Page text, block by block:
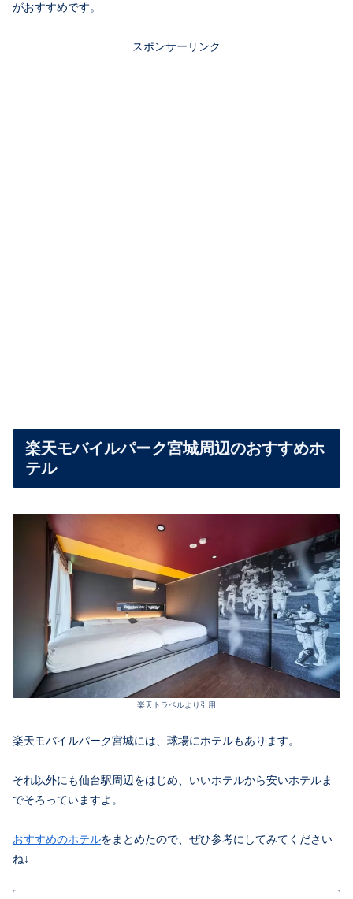
がおすすめです。
スポンサーリンク
楽天モバイルパーク宮城周辺のおすすめホ
テル
楽天トラベルより引用
楽天モバイルパーク宮城には、球場にホテルもあります。
それ以外にも仙台駅周辺をはじめ、いいホテルから安いホテルま
でそろっていますよ。
おすすめのホテルをまとめたので、ぜひ参考にしてみてください
ね↓